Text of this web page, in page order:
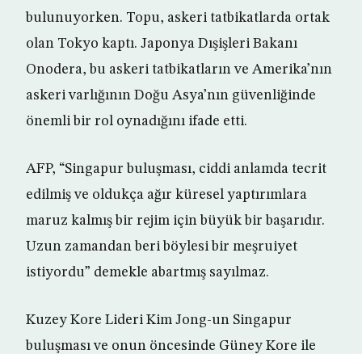
bulunuyorken. Topu, askeri tatbikatlarda ortak
olan Tokyo kaptı. Japonya Dışişleri Bakanı
Onodera, bu askeri tatbikatların ve Amerika’nın
askeri varlığının Doğu Asya’nın güvenliğinde
önemli bir rol oynadığını ifade etti.
AFP, “Singapur buluşması, ciddi anlamda tecrit
edilmiş ve oldukça ağır küresel yaptırımlara
maruz kalmış bir rejim için büyük bir başarıdır.
Uzun zamandan beri böylesi bir meşruiyet
istiyordu” demekle abartmış sayılmaz.
Kuzey Kore Lideri Kim Jong-un Singapur
buluşması ve onun öncesinde Güney Kore ile